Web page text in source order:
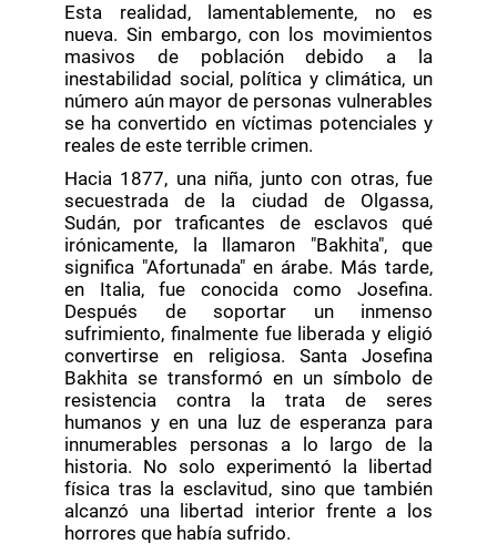
Esta realidad, lamentablemente, no es
nueva. Sin embargo, con los movimientos
masivos de población debido a la
inestabilidad social, política y climática, un
número aún mayor de personas vulnerables
se ha convertido en víctimas potenciales y
reales de este terrible crimen.
Hacia 1877, una niña, junto con otras, fue
secuestrada de la ciudad de Olgassa,
Sudán, por traficantes de esclavos qué
irónicamente, la llamaron "Bakhita", que
significa "Afortunada" en árabe. Más tarde,
en Italia, fue conocida como Josefina.
Después de soportar un inmenso
sufrimiento, finalmente fue liberada y eligió
convertirse en religiosa. Santa Josefina
Bakhita se transformó en un símbolo de
resistencia contra la trata de seres
humanos y en una luz de esperanza para
innumerables personas a lo largo de la
historia. No solo experimentó la libertad
física tras la esclavitud, sino que también
alcanzó una libertad interior frente a los
horrores que había sufrido.